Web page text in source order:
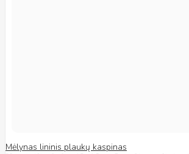
Mėlynas lininis plaukų kaspinas